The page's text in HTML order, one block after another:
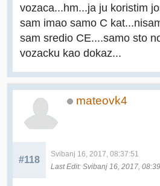
vozaca...hm...ja ju koristim
sam imao samo C
sam sredio CE....samo sto
vozacku kao dokaz...
mateovk4
#118
Svibanj 16, 2017, 08:37:51
Last Edit: Svibanj 16, 2017,